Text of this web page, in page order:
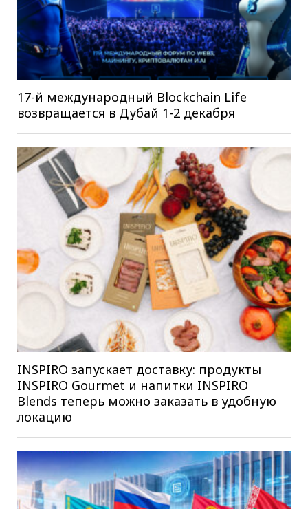
17-й международный Blockchain Life
возвращается в Дубай 1-2 декабря
INSPIRO запускает доставку: продукты
INSPIRO Gourmet и напитки INSPIRO
Blends теперь можно заказать в удобную
локацию